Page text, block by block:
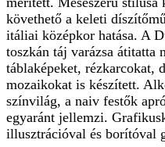
követhető a keleti
itáliai középkor hatása. A
toszkán táj varázsa átitatta
táblaképeket, rézkarcokat,
mozaikokat is készített.
színvilág, a naiv festők
egyaránt jellemzi.
illusztrációval és borítóval